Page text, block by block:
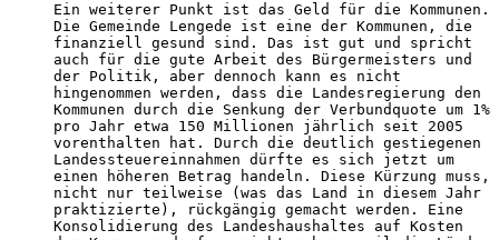
Ein weiterer Punkt ist das Geld für die Kommunen.
Die Gemeinde Lengede ist eine der Kommunen, die
finanziell gesund sind. Das ist gut und spricht
auch für die gute Arbeit des Bürgermeisters und
der Politik, aber dennoch kann es nicht
hingenommen werden, dass die Landesregierung den
Kommunen durch die Senkung der Verbundquote um 1%
pro Jahr etwa 150 Millionen jährlich seit 2005
vorenthalten hat. Durch die deutlich gestiegenen
Landessteuereinnahmen dürfte es sich jetzt um
einen höheren Betrag handeln. Diese Kürzung muss,
nicht nur teilweise (was das Land in diesem Jahr
praktizierte), rückgängig gemacht werden. Eine
Konsolidierung des Landeshaushaltes auf Kosten